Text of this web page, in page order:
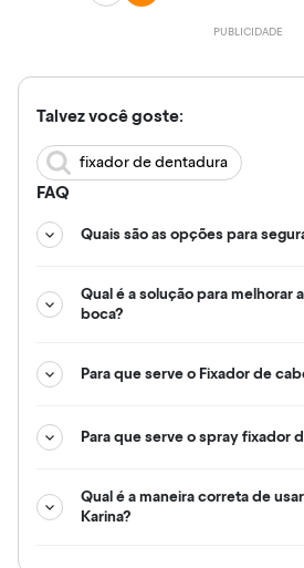
Talvez você goste:
fixador de dentadura
FAQ
Quais são as opções para
Qual é a solução para melhorar
boca?
Para que serve o Fixador de
Para que serve o spray fixador
Qual é a maneira correta de
Karina?